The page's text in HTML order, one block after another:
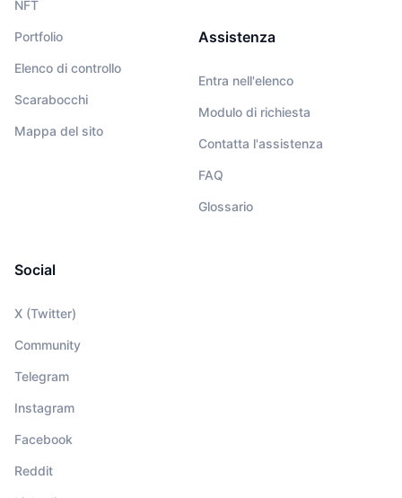
NFT
Portfolio
Elenco di controllo
Scarabocchi
Mappa del sito
Assistenza
Entra nell'elenco
Modulo di richiesta
Contatta l'assistenza
FAQ
Glossario
Social
X (Twitter)
Community
Telegram
Instagram
Facebook
Reddit